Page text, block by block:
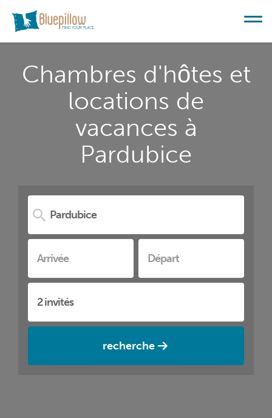
Chambres d'hôtes et
locations de
vacances à
Pardubice
recherche